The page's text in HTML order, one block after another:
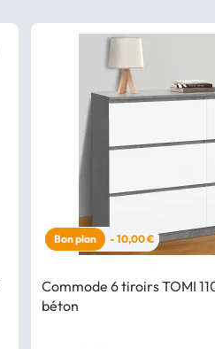
Bon plan - 10,00 €
Commode 6 tiroirs TOMI
béton